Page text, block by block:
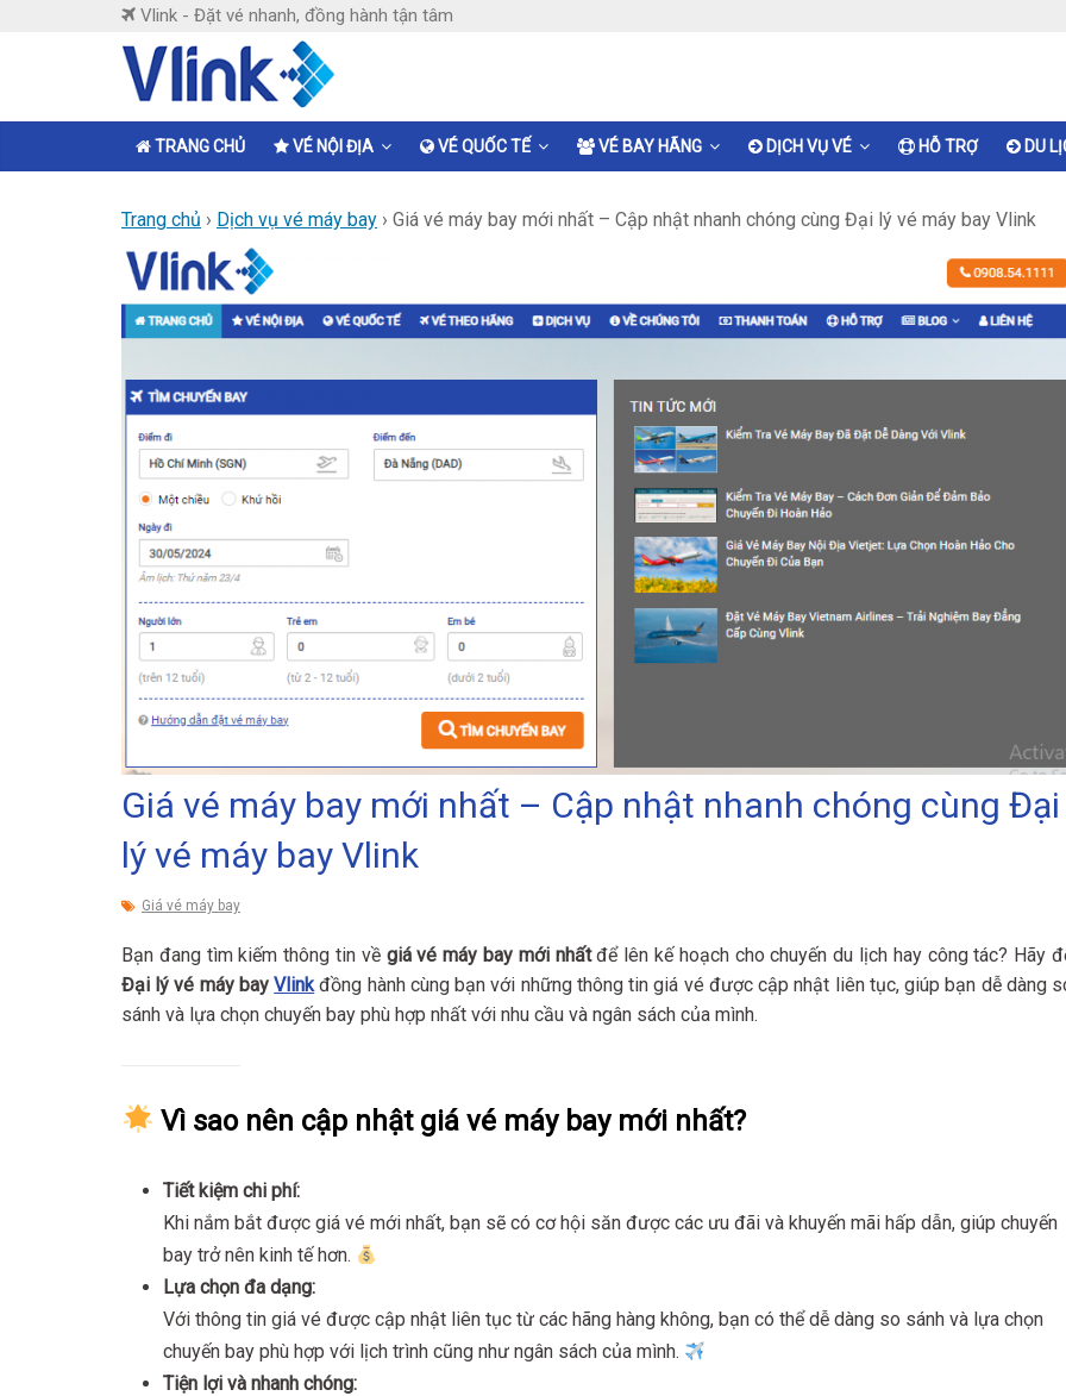
Vlink - Đặt vé nhanh, đồng hành tận tâm
Vlink
Đặt
vé
đồng
hành
tận
tâm
TRANG CHỦ VÉ NỘI ĐỊA VÉ QUỐC TẾ VÉ BAY HÃNG DỊCH VỤ VÉ HỖ TRỢ DU
Trang chủ › Dịch vụ vé máy bay › Giá vé máy bay mới nhất – Cập nhật nhanh chóng cùng Đại lý vé máy bay Vlink
Giá vé máy bay mới nhất – Cập nhật nhanh chóng cùng Đại
lý vé máy bay Vlink
Giá vé máy bay
Bạn đang tìm kiếm thông tin về giá vé máy bay mới nhấtđể lên kế hoạch cho chuyến du lịch hay công tác? Hãy
Đại lý vé máy bayVlinkđồng hành cùng bạn với những thông tin giá vé được cập nhật liên tục, giúp bạn dễ dàng
sánh và lựa chọn chuyến bay phù hợp nhất với nhu cầu và ngân sách của mình.
Vì sao nên cập nhật giá vé máy bay mới nhất?
Tiết kiệm chi phí:
Khi nắm bắt được giá vé mới nhất, bạn sẽ có cơ hội săn được các ưu đãi và khuyến mãi hấp dẫn, giúp chuyến
bay trở nên kinh tế hơn.
Lựa chọn đa dạng:
Với thông tin giá vé được cập nhật liên tục từ các hãng hàng không, bạn có thể dễ dàng so sánh và lựa chọn
chuyến bay phù hợp với lịch trình cũng như ngân sách của mình.
Tiện lợi và nhanh chóng: